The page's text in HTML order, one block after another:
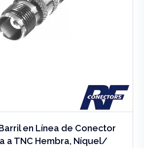
en Línea de Conector
a TNC Hembra, Níquel/